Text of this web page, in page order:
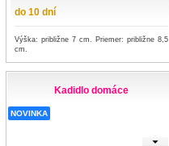
do 10 dní
Výška: približne 7 cm. Priemer: približne 8,5
cm.
Kadidlo domáce
NOVINKA